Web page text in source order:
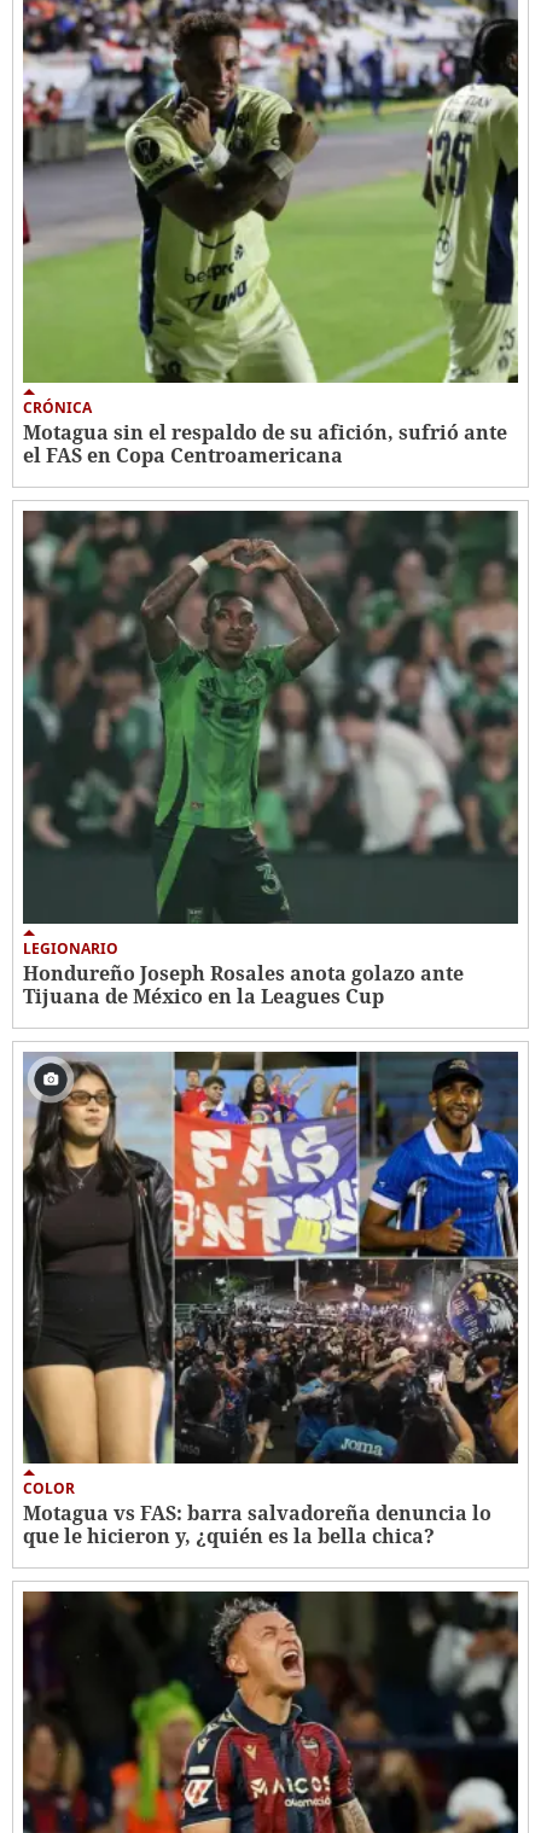
CRÓNICA
Motagua sin el respaldo de su afición, sufrió ante
el FAS en Copa Centroamericana
LEGIONARIO
Hondureño Joseph Rosales anota golazo ante
Tijuana de México en la Leagues Cup
COLOR
Motagua vs FAS: barra salvadoreña denuncia lo
que le hicieron y, ¿quién es la bella chica?